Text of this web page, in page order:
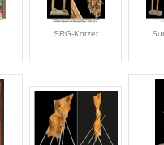
SRG-Kotzer